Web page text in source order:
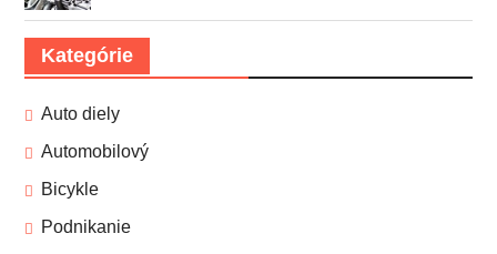
Kategórie
Auto diely
Automobilový
Bicykle
Podnikanie